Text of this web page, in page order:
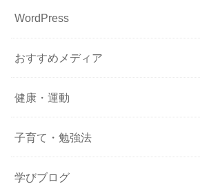
WordPress
おすすめメディア
健康・運動
子育て・勉強法
学びブログ